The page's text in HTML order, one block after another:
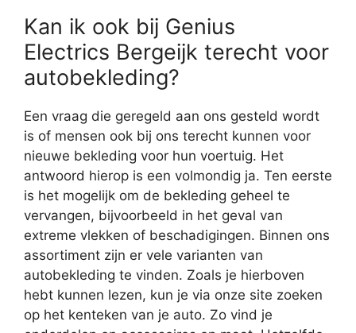
Kan ik ook bij Genius
Electrics Bergeijk terecht voor
autobekleding?
Een vraag die geregeld aan ons gesteld wordt
is of mensen ook bij ons terecht kunnen voor
nieuwe bekleding voor hun voertuig. Het
antwoord hierop is een volmondig ja. Ten eerste
is het mogelijk om de bekleding geheel te
vervangen, bijvoorbeeld in het geval van
extreme vlekken of beschadigingen. Binnen ons
assortiment zijn er vele varianten van
autobekleding te vinden. Zoals je hierboven
hebt kunnen lezen, kun je via onze site zoeken
op het kenteken van je auto. Zo vind je